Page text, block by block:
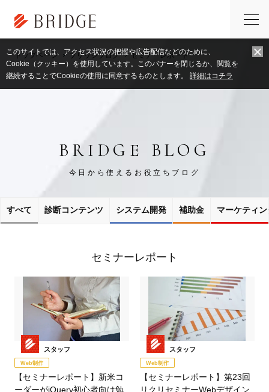
トップページ ブリッジブログ セミナーレポート
このサイトでは、アクセス状況の把握や広告配信などのために、
Cookie（クッキー）を使用しています。このバナーを閉じるか、閲覧を
継続することでCookieの使用に同意するものとします。 詳細はコチラ
BRIDGE BLOG
今日から使えるお役立ちブログ
すべて 診断コンテンツ システム開発 補助金 マーケティン
セミナーレポート
スタッフ
Web制作
【セミナーレポート】新米コ
ーダーがjQuery初心者向け勉
スタッフ
Web制作
【セミナーレポート】第23回
リクリセミナーWebデザイン